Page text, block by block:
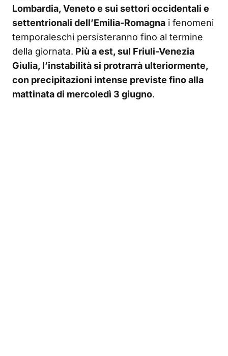
Lombardia, Veneto e sui settori occidentali e
settentrionali dell’Emilia-Romagna i fenomeni
temporaleschi persisteranno fino al termine
della giornata. Più a est, sul Friuli-Venezia
Giulia, l’instabilità si protrarrà ulteriormente,
con precipitazioni intense previste fino alla
mattinata di mercoledì 3 giugno.